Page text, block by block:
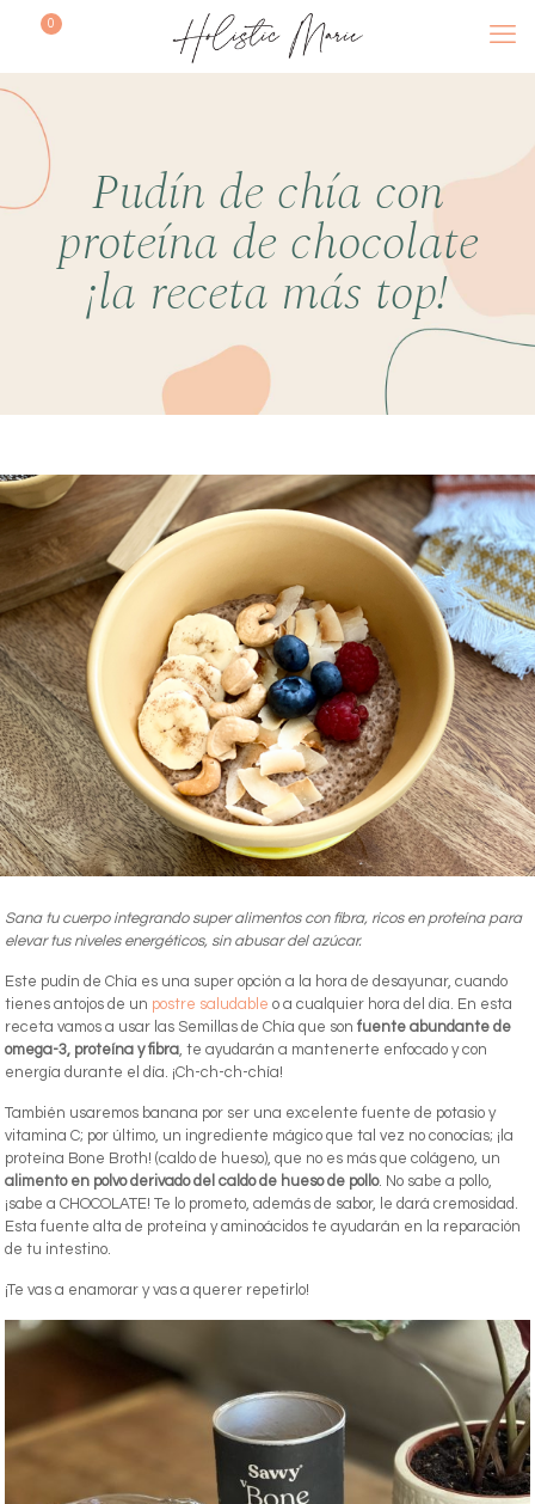
0
Pudín de chía con
proteína de chocolate
¡la receta más top!
Sana tu cuerpo integrando super alimentos con fibra, ricos en proteína para
elevar tus niveles energéticos, sin abusar del azúcar.
Este pudín de Chía es una super opción a la hora de desayunar, cuando
tienes antojos de un postre saludable o a cualquier hora del día. En esta
receta vamos a usar las Semillas de Chía que sonfuente abundante de
omega-3, proteína y fibra, te ayudarán a mantenerte enfocado y con
energía durante el día. ¡Ch-ch-ch-chía!
También usaremos banana por ser una excelente fuente de potasio y
vitamina C; por último, un ingrediente mágico que tal vez no conocías; ¡la
proteína Bone Broth! (caldo de hueso), que no es más que colágeno, un
alimento en polvo derivado del caldo de hueso de pollo. No sabe a pollo,
¡sabe a CHOCOLATE! Te lo prometo, además de sabor, le dará cremosidad.
Esta fuente alta de proteína y aminoácidos te ayudarán en la reparación
de tu intestino.
¡Te vas a enamorar y vas a querer repetirlo!